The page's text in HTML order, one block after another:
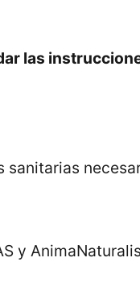
las
y